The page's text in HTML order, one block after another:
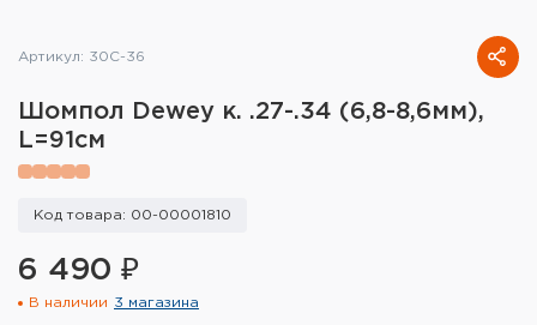
Инструмент для заточки
снаряжения
Сумки и рюкзаки
Артикул: 30C-36
Шомпол Dewey к. .27-.34 (6,8-8,6мм),
L=91см
Код товара: 00-00001810
6 490 ₽
В наличии 3 магазина